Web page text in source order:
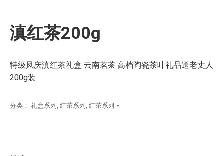
滇红茶200g
特级凤庆滇红茶礼盒 云南茗茶 高档陶瓷茶叶礼品送老丈人
200g装
分类： 礼盒系列 , 红茶系列 , 红茶系列